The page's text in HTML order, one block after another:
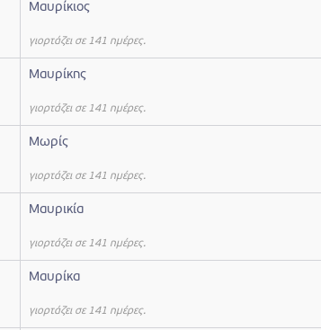
Μαυρίκιος
γιορτάζει σε 141 ημέρες.
Μαυρίκης
γιορτάζει σε 141 ημέρες.
Μωρίς
γιορτάζει σε 141 ημέρες.
Μαυρικία
γιορτάζει σε 141 ημέρες.
Μαυρίκα
γιορτάζει σε 141 ημέρες.